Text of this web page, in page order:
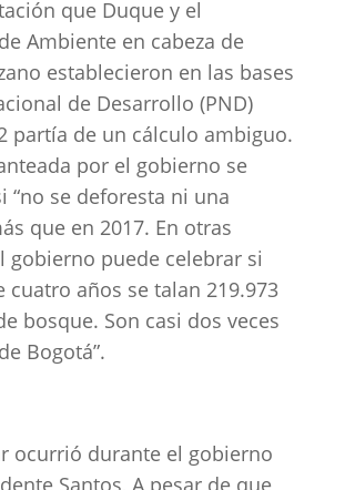
que Duque y el
Ambiente en cabeza de
establecieron en las bases
de Desarrollo (PND)
partía de un cálculo ambiguo.
por el gobierno se
“no se deforesta ni una
que en 2017. En otras
gobierno puede celebrar si
cuatro años se talan 219.973
bosque. Son casi dos veces
Bogotá”.
ocurrió durante el gobierno
Santos, A pesar de que